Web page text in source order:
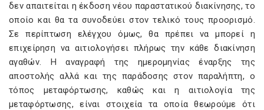
δεν απαιτείται η έκδοση νέου παραστατικού διακίνησης, το
οποίο και θα τα συνοδεύει στον τελικό τους προορισμό.
Σε περίπτωση ελέγχου όμως, θα πρέπει να μπορεί η
επιχείρηση να αιτιολογήσει πλήρως την κάθε διακίνηση
αγαθών. Η αναγραφή της ημερομηνίας έναρξης της
αποστολής αλλά και της παράδοσης στον παραλήπτη, ο
τόπος μεταφόρτωσης, καθώς και η αιτιολογία της
μεταφόρτωσης, είναι στοιχεία τα οποία θεωρούμε ότι